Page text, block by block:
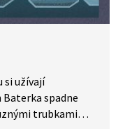
si užívají
spadne
trubkami